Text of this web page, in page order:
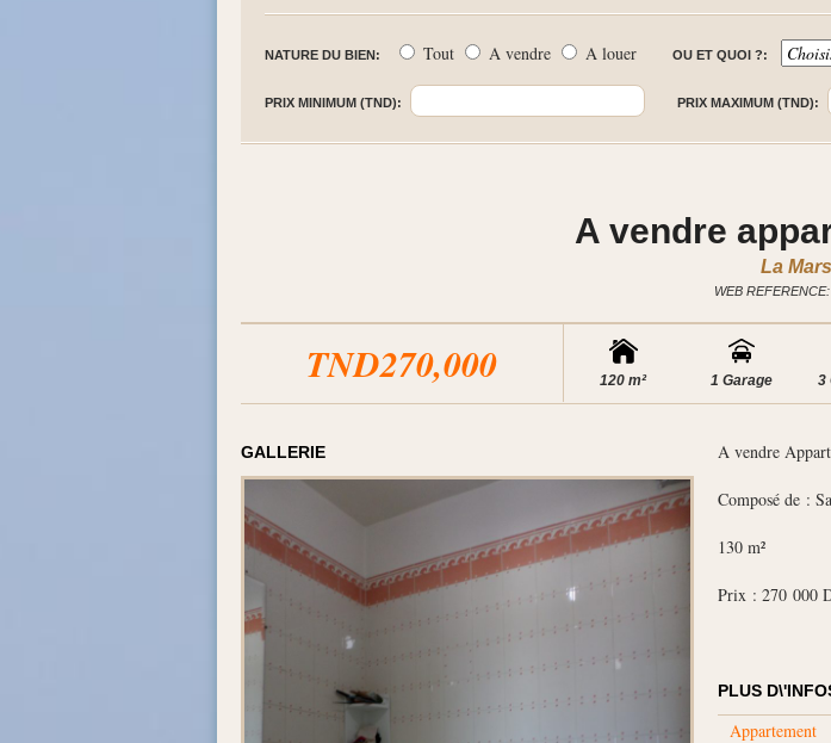
NATURE DU BIEN: Tout A vendre A louer OU ET QUOI ?:
PRIX MINIMUM (TND): PRIX MAXIMUM (TND):
A vendre
La
WEB
TND270,000 120 m² 1 Garage 3
GALLERIE A vendre
Composé de :
130 m²
Prix : 270 000
PLUS
Appartement